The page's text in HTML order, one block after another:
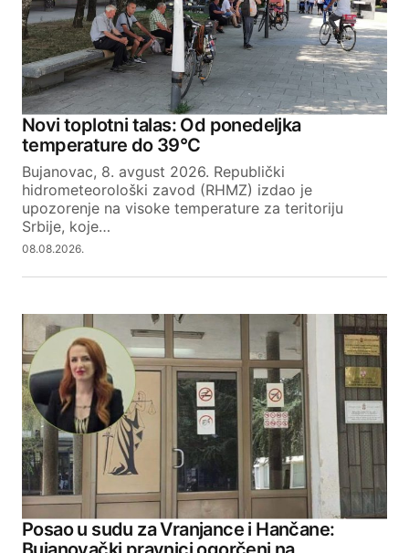
Novi toplotni talas: Od ponedeljka
temperature do 39°C
Bujanovac, 8. avgust 2026. Republički
hidrometeorološki zavod (RHMZ) izdao je
upozorenje na visoke temperature za teritoriju
Srbije, koje…
08.08.2026.
Posao u sudu za Vranjance i Hančane: